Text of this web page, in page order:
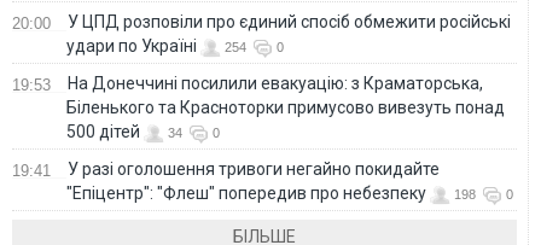
20:00
У ЦПД розповіли про єдиний спосіб обмежити російські
удари по Україні
254 0
19:53
На Донеччині посилили евакуацію: з Краматорська,
Біленького та Красноторки примусово вивезуть понад
500 дітей
34 0
19:41
У разі оголошення тривоги негайно покидайте
"Епіцентр": "Флеш" попередив про небезпеку
198 0
БІЛЬШЕ